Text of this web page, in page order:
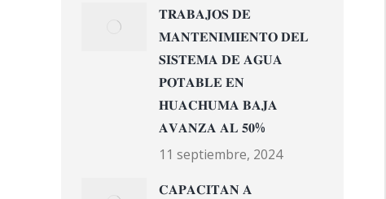
𝐓𝐑𝐀𝐁𝐀𝐉𝐎𝐒 𝐃𝐄
𝐌𝐀𝐍𝐓𝐄𝐍𝐈𝐌𝐈𝐄𝐍𝐓𝐎 𝐃𝐄𝐋
𝐒𝐈𝐒𝐓𝐄𝐌𝐀 𝐃𝐄 𝐀𝐆𝐔𝐀
𝐏𝐎𝐓𝐀𝐁𝐋𝐄 𝐄𝐍
𝐇𝐔𝐀𝐂𝐇𝐔𝐌𝐀 𝐁𝐀𝐉𝐀
𝐀𝐕𝐀𝐍𝐙𝐀 𝐀𝐋 𝟓𝟎%
11 septiembre, 2024
𝐂𝐀𝐏𝐀𝐂𝐈𝐓𝐀𝐍 𝐀